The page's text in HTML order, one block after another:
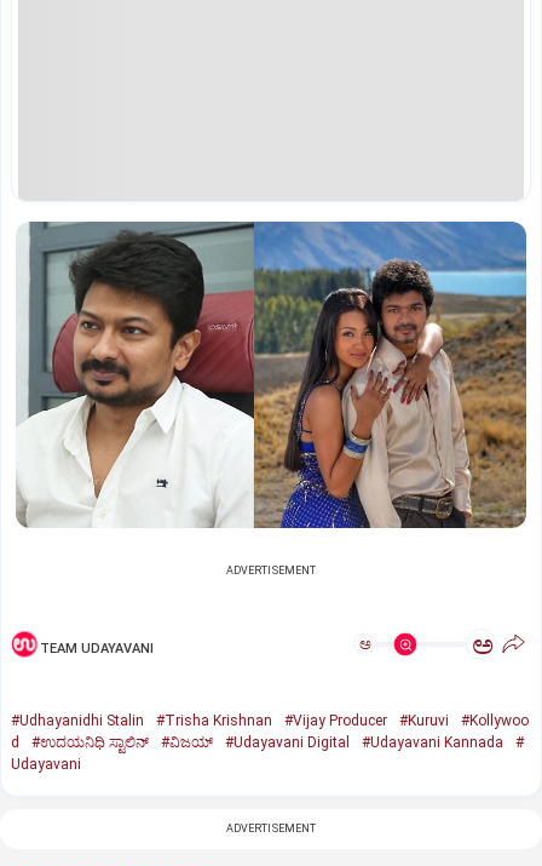
ADVERTISEMENT
TEAM UDAYAVANI ಅ ಅ
#Udhayanidhi Stalin #Trisha Krishnan #Vijay Producer #Kuruvi
#Kollywoo
d
#ಉದಯನಿಧಿ ಸ್ಟಾಲಿನ್‌ #ವಿಜಯ್‌ #Udayavani Digital #Udayavani Kannada
#
Udayavani
ADVERTISEMENT